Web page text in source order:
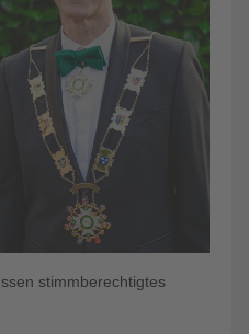
stimmberechtigtes